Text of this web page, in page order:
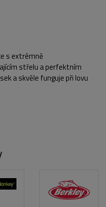
s extrémně
střelu a perfektním
a skvěle funguje při lovu